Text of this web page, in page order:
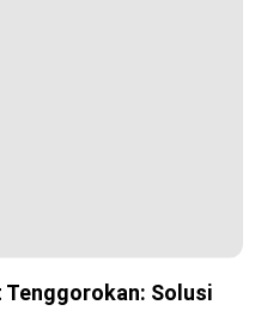
Tenggorokan: Solusi